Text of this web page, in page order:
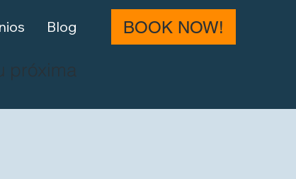
próxima
Blog BOOK NOW!